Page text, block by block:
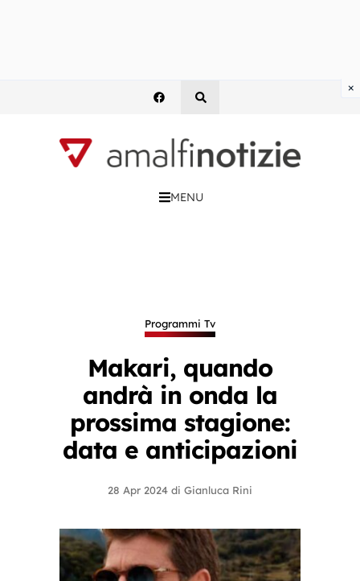
MENU
Programmi Tv
Makari, quando
andrà in onda la
prossima stagione:
data e anticipazioni
28 Apr 2024 di Gianluca Rini
×